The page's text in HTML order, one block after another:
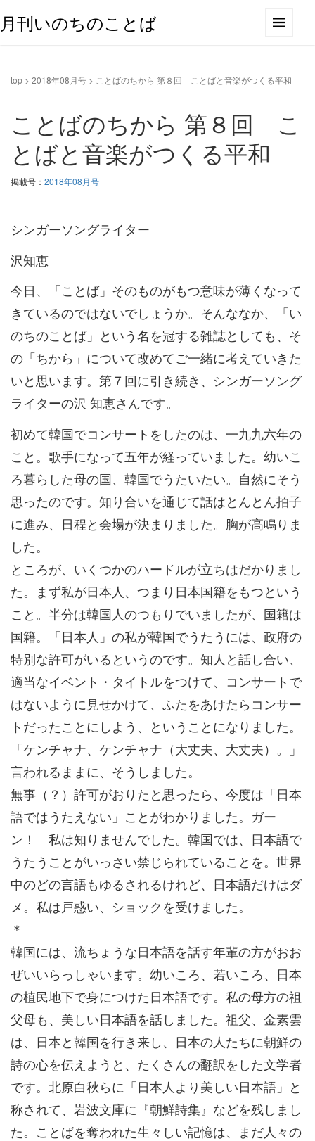
月刊いのちのことば
top > 2018年08月号 > ことばのちから 第８回 ことばと音楽がつくる平和
ことばのちから 第８回 こ
とばと音楽がつくる平和
掲載号： 2018年08月号
シンガーソングライター
沢知恵
今日、「ことば」そのものがもつ意味が薄くなって
きているのではないでしょうか。そんななか、「い
のちのことば」という名を冠する雑誌としても、そ
の「ちから」について改めてご一緒に考えていきた
いと思います。第７回に引き続き、シンガーソング
ライターの沢 知恵さんです。
初めて韓国でコンサートをしたのは、一九九六年の
こと。歌手になって五年が経っていました。幼いこ
ろ暮らした母の国、韓国でうたいたい。自然にそう
思ったのです。知り合いを通じて話はとんとん拍子
に進み、日程と会場が決まりました。胸が高鳴りま
した。
ところが、いくつかのハードルが立ちはだかりまし
た。まず私が日本人、つまり日本国籍をもつという
こと。半分は韓国人のつもりでいましたが、国籍は
国籍。「日本人」の私が韓国でうたうには、政府の
特別な許可がいるというのです。知人と話し合い、
適当なイベント・タイトルをつけて、コンサートで
はないように見せかけて、ふたをあけたらコンサー
トだったことにしよう、ということになりました。
「ケンチャナ、ケンチャナ（大丈夫、大丈夫）。」
言われるままに、そうしました。
無事（？）許可がおりたと思ったら、今度は「日本
語ではうたえない」ことがわかりました。ガー
ン！ 私は知りませんでした。韓国では、日本語で
うたうことがいっさい禁じられていることを。世界
中のどの言語もゆるされるけれど、日本語だけはダ
メ。私は戸惑い、ショックを受けました。
＊
韓国には、流ちょうな日本語を話す年輩の方がおお
ぜいいらっしゃいます。幼いころ、若いころ、日本
の植民地下で身につけた日本語です。私の母方の祖
父母も、美しい日本語を話しました。祖父、金素雲
は、日本と韓国を行き来し、日本の人たちに朝鮮の
詩の心を伝えようと、たくさんの翻訳をした文学者
です。北原白秋らに「日本人より美しい日本語」と
称されて、岩波文庫に『朝鮮詩集』などを残しまし
た。ことばを奪われた生々しい記憶は、まだ人々の